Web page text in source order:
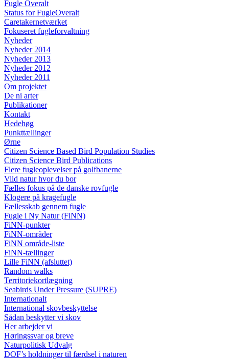
Fugle Overalt
Status for FugleOveralt
Caretakernetværket
Fokuseret fugleforvaltning
Nyheder
Nyheder 2014
Nyheder 2013
Nyheder 2012
Nyheder 2011
Om projektet
De ni arter
Publikationer
Kontakt
Hedehøg
Punkttællinger
Ørne
Citizen Science Based Bird Population Studies
Citizen Science Bird Publications
Flere fugleoplevelser på golfbanerne
Vild natur hvor du bor
Fælles fokus på de danske rovfugle
Klogere på kragefugle
Fællesskab gennem fugle
Fugle i Ny Natur (FiNN)
FiNN-punkter
FiNN-områder
FiNN område-liste
FiNN-tællinger
Lille FiNN (afsluttet)
Random walks
Territoriekortlægning
Seabirds Under Pressure (SUPRE)
Internationalt
International skovbeskyttelse
Sådan beskytter vi skov
Her arbejder vi
Høringssvar og breve
Naturpolitisk Udvalg
DOF’s holdninger til færdsel i naturen